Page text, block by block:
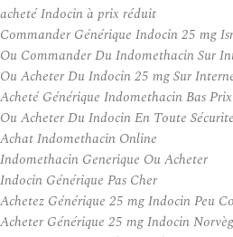
acheté Indocin à prix réduit
Commander Générique Indocin 25 mg
Ou Commander Du Indomethacin Sur
Ou Acheter Du Indocin 25 mg Sur
Acheté Générique Indomethacin Bas Prix
Ou Acheter Du Indocin En Toute
Achat Indomethacin Online
Indomethacin Generique Ou Acheter
Indocin Générique Pas Cher
Achetez Générique 25 mg Indocin Peu
Acheter Générique 25 mg Indocin